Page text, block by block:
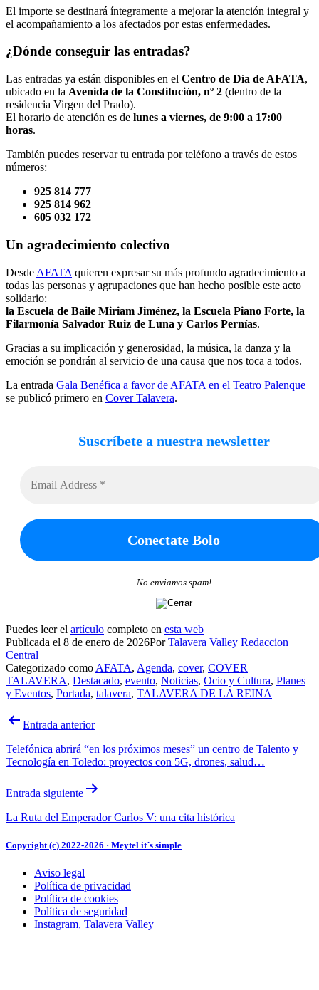
El importe se destinará íntegramente a mejorar la atención integral y
el acompañamiento a los afectados por estas enfermedades.
¿Dónde conseguir las entradas?
Las entradas ya están disponibles en el Centro de Día de AFATA,
ubicado en la Avenida de la Constitución, nº 2 (dentro de la
residencia Virgen del Prado).
El horario de atención es de lunes a viernes, de 9:00 a 17:00
horas.
También puedes reservar tu entrada por teléfono a través de estos
números:
925 814 777
925 814 962
605 032 172
Un agradecimiento colectivo
Desde AFATA quieren expresar su más profundo agradecimiento a
todas las personas y agrupaciones que han hecho posible este acto
solidario:
la Escuela de Baile Miriam Jiménez, la Escuela Piano Forte, la
Filarmonía Salvador Ruiz de Luna y Carlos Pernías.
Gracias a su implicación y generosidad, la música, la danza y la
emoción se pondrán al servicio de una causa que nos toca a todos.
La entrada Gala Benéfica a favor de AFATA en el Teatro Palenque
se publicó primero en Cover Talavera.
Suscríbete a nuestra newsletter
No enviamos spam!
Puedes leer el artículo completo en esta web
Publicada el 8 de enero de 2026PorTalavera Valley Redaccion
Central
Categorizado como AFATA, Agenda, cover, COVER
TALAVERA, Destacado, evento, Noticias, Ocio y Cultura, Planes
y Eventos, Portada, talavera, TALAVERA DE LA REINA
Navegación
entradas
Entrada anterior
Telefónica abrirá “en los próximos meses” un centro de Talento y
Tecnología en Toledo: proyectos con 5G, drones, salud…
Entrada siguiente
La Ruta del Emperador Carlos V: una cita histórica
Copyright (c) 2022-2026 · Meytel it´s simple
Aviso legal
Política de privacidad
Política de cookies
Política de seguridad
Instagram, Talavera Valley